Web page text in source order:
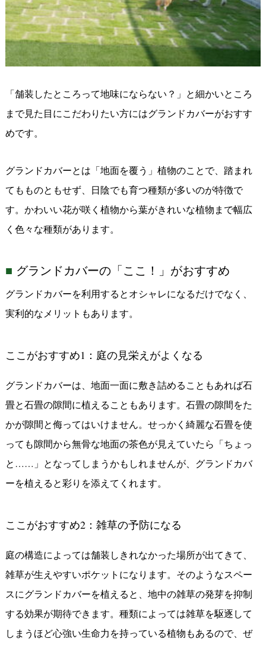
「舗装したところって地味にならない？」と細かいところ
まで見た目にこだわりたい方にはグランドカバーがおすす
めです。
グランドカバーとは「地面を覆う」植物のことで、踏まれ
てもものともせず、日陰でも育つ種類が多いのが特徴で
す。かわいい花が咲く植物から葉がきれいな植物まで幅広
く色々な種類があります。
グランドカバーの「ここ！」がおすすめ
グランドカバーを利用するとオシャレになるだけでなく、
実利的なメリットもあります。
ここがおすすめ1 ：庭の見栄えがよくなる
グランドカバーは、地面一面に敷き詰めることもあれば石
畳と石畳の隙間に植えることもあります。石畳の隙間をた
かが隙間と侮ってはいけません。せっかく綺麗な石畳を使
っても隙間から無骨な地面の茶色が見えていたら「ちょっ
と……」となってしまうかもしれませんが、グランドカバ
ーを植えると彩りを添えてくれます。
ここがおすすめ2：雑草の予防になる
庭の構造によっては舗装しきれなかった場所が出てきて、
雑草が生えやすいポケットになります。そのようなスペー
スにグランドカバーを植えると、地中の雑草の発芽を抑制
する効果が期待できます。種類によっては雑草を駆逐して
しまうほど心強い生命力を持っている植物もあるので、ぜ